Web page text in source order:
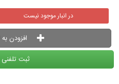
در انبار موجود نیست
افزودن
ثبت